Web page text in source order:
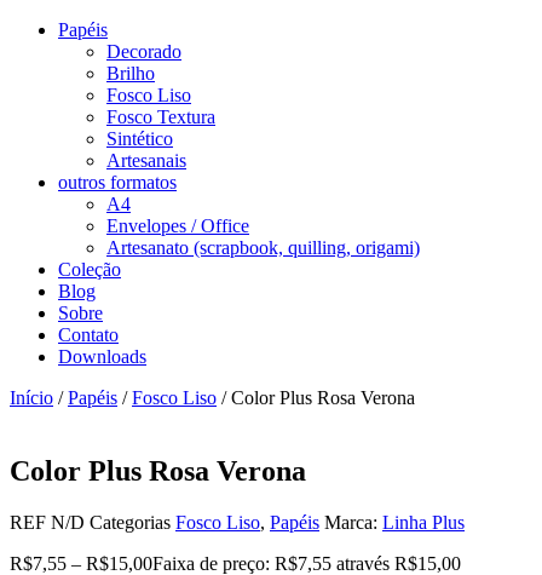
Papéis
Decorado
Brilho
Fosco Liso
Fosco Textura
Sintético
Artesanais
outros formatos
A4
Envelopes / Office
Artesanato (scrapbook, quilling, origami)
Coleção
Blog
Sobre
Contato
Downloads
Início /Papéis /Fosco Liso / Color Plus Rosa Verona
Color Plus Rosa Verona
REF N/D Categorias Fosco Liso, Papéis Marca: Linha Plus
R$7,55 – R$15,00Faixa de preço: R$7,55 através R$15,00